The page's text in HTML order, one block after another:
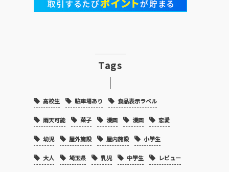
Tags
高校生 駐車場あり 食品表示ラベル
雨天可能 菓子 漫画 漫画 恋愛
幼児 屋外施設 屋内施設 小学生
大人 埼玉県 乳児 中学生 レビュー